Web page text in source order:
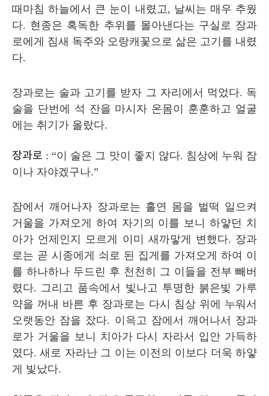
때마침 하늘에서 큰 눈이 내렸고, 날씨는 매우 추웠
다. 현종은 혹독한 추위를 몰아낸다는 구실로 장과
로에게 짐새 독주와 오랑캐꽃으로 삶은 고기를 내렸
다.
장과로는 술과 고기를 받자 그 자리에서 먹었다. 독
술을 단번에 석 잔을 마시자 온몸이 훈훈하고 얼굴
에는 취기가 올랐다.
장과로 : “이 술은 그 맛이 좋지 않다. 침상에 누워 잠
이나 자야겠구나.”
잠에서 깨어나자 장과로는 홀연 몸을 벌떡 일으켜
거울을 가져오게 하여 자기의 이를 보니 하얗던 치
아가 언제인지 모르게 이미 새까맣게 변했다. 장과
로는 곧 시종에게 쇠로 된 집게를 가져오게 하여 이
를 하나하나 두드린 후 천천히 그 이들을 전부 빼버
렸다. 그리고 품속에서 빛나고 투명한 붉은빛 가루
약을 꺼내 바른 후 장과로는 다시 침상 위에 누워서
오랫동안 잠을 잤다. 이윽고 잠에서 깨어나서 장과
로가 거울을 보니 치아가 다시 자라서 입안 가득하
였다.새로 자라난 그 이는 이전의 이보다 더욱 하얗
게 빛났다.